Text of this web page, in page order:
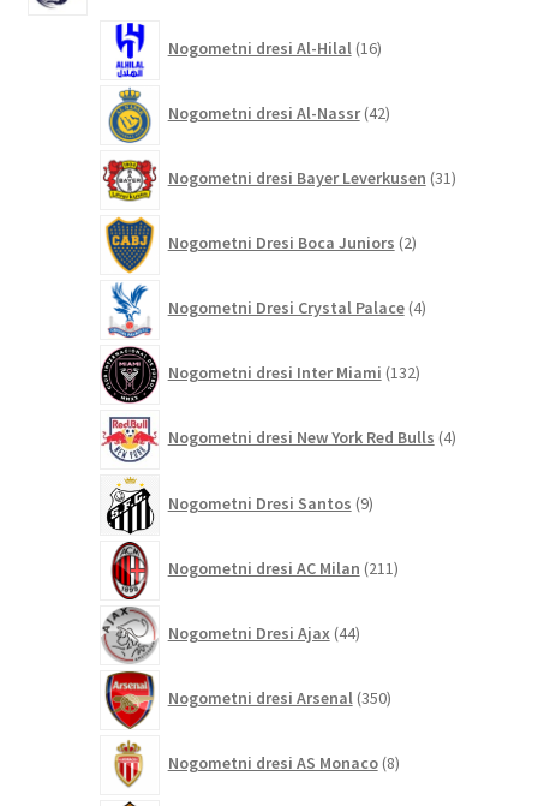
Nogometni dresi Al-Hilal 16izdelkov
Nogometni dresi Al-Nassr 42izdelkov
Nogometni dresi Bayer Leverkusen 31izdelkov
Nogometni Dresi Boca Juniors 2izdelka
Nogometni Dresi Crystal Palace 4izdelki
Nogometni dresi Inter Miami 132izdelkov
Nogometni dresi New York Red Bulls 4izdelki
Nogometni Dresi Santos 9izdelkov
Nogometni dresi AC Milan 211izdelkov
Nogometni Dresi Ajax 44izdelkov
Nogometni dresi Arsenal 350izdelkov
Nogometni dresi AS Monaco 8izdelkov